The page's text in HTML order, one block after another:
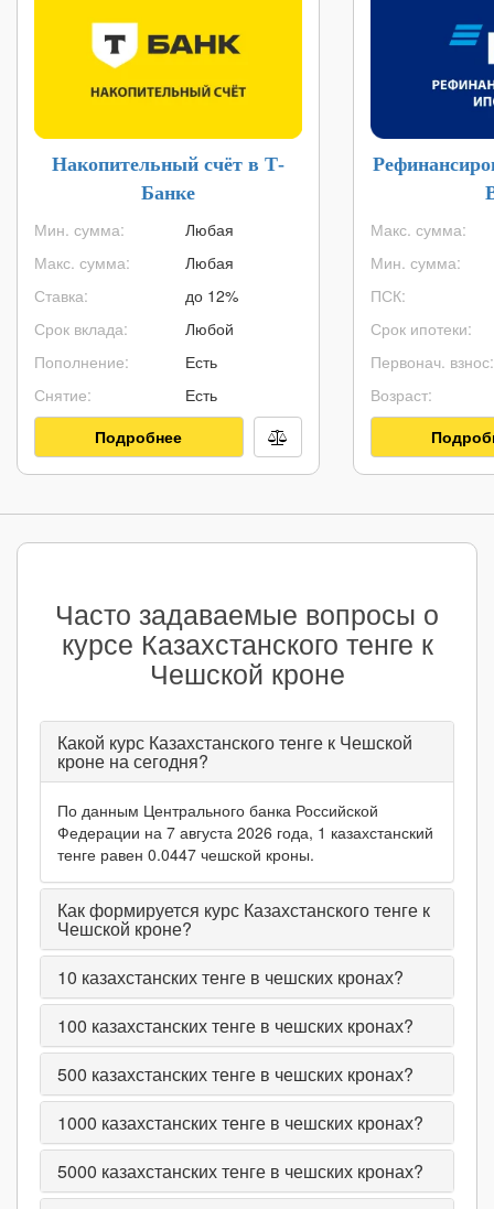
Накопительный счёт в Т-
Банке
Мин. сумма:
Макс. сумма:
Ставка:
Срок вклада:
Пополнение:
Снятие:
Любая
Любая
до 12%
Любой
Есть
Есть
Подробнее
Макс. сумма:
Мин. сумма:
ПСК:
Срок ипотеки:
Первонач. взнос:
Возраст:
Часто задаваемые вопросы о
курсе Казахстанского тенге к
Чешской кроне
Какой курс Казахстанского тенге к Чешской
кроне на сегодня?
По данным Центрального банка Российской
Федерации на 7 августа 2026 года, 1 казахстанский
тенге равен 0.0447 чешской кроны.
Как формируется курс Казахстанского тенге к
Чешской кроне?
10 казахстанских тенге в чешских кронах?
100 казахстанских тенге в чешских кронах?
500 казахстанских тенге в чешских кронах?
1000 казахстанских тенге в чешских кронах?
5000 казахстанских тенге в чешских кронах?